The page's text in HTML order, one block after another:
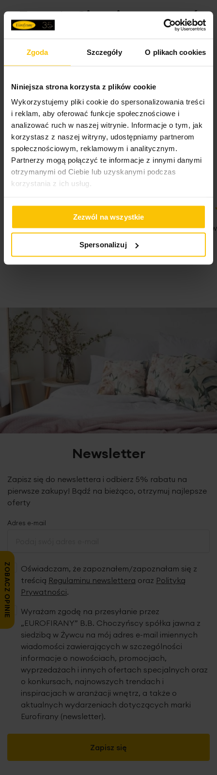
Zgoda Szczegóły O plikach cookies
Niniejsza strona korzysta z plików cookie
Wykorzystujemy pliki cookie do spersonalizowania treści
i reklam, aby oferować funkcje społecznościowe i
analizować ruch w naszej witrynie. Informacje o tym, jak
korzystasz z naszej witryny, udostępniamy partnerom
społecznościowym, reklamowym i analitycznym.
Partnerzy mogą połączyć te informacje z innymi danymi
otrzymanymi od Ciebie lub uzyskanymi podczas
korzystania z ich usług.
Zezwól na wszystkie
Spersonalizuj
To może Cię zainteresować
Opinie potwierdzone zakupem
5%
Na podstawie 28319 opinii. Zobacz niektóre opinie
tutaj.
Jestem zadowolona z poziomu usług i
05-08-2026
Jestem na
Newsletter
Zapisz się do newslettera i odbierz 5% rabatu na
pierwsze zakupy! Bądź na bieżąco, otrzymuj najlepsze
oferty
Adres e-mail
Oświadczam, że zapoznałem/zapoznałam się z
treścią Regulaminu newslettera oraz Polityką
Prywatności.
Zapisz się
Wyrażam zgodę na przesyłanie przez
„EUROFIRANY” B.B. Choczyńscy spółka jawna z
siedzibą w Żywcu na mój adres e-mail imiennych
wiadomości zawierających w szczególności
informacje o nowościach, promocjach,
wyprzedażach i innych ofertach specjalnych oraz
o konkursach, najnowszych trendach i
inspiracjach w aranżacji wnętrz, a także o
aktualnych wydarzeniach dotyczących marki
Eurofirany (newsletter).
ZOBACZ OPINIE